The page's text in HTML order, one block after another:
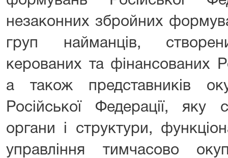
незаконних збройних
груп найманців,
керованих та фінансованих
а також представників
Російської Федерації, яку
органи і структури,
управління тимчасово